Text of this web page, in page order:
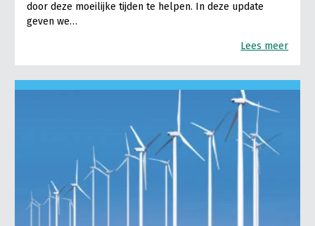
door deze moeilijke tijden te helpen. In deze update
geven we…
Lees meer